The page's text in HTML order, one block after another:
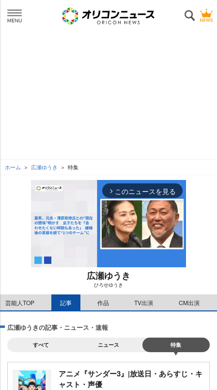
ホーム 広瀬ゆうき 特集
arrow_forward_ios このニュースを見る
M
u
t
広瀬ゆうき
ひろせゆうき
芸能人TOP 記事 作品 TV出演 CM出演
広瀬ゆうきの記事・ニュース・速報
すべて ニュース 特集
アニメ『サンダー3』|放送日・あらすじ・キ
ャスト・声優